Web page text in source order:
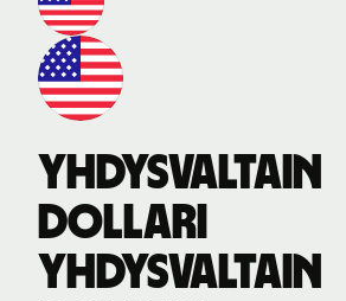
Yhdysvaltain
dollari
Yhdysvaltain